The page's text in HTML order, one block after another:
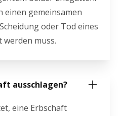
einen gemeinsamen
oder Tod eines
muss.
ausschlagen?
eine Erbschaft